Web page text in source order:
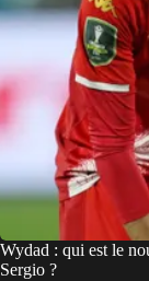
Wydad : qui est le
Sergio ?